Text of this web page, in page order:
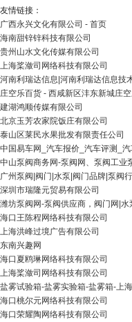
友情链接：
广西永兴文化有限公司 - 首页
海南甜锌锌科技有限公司
贵州山水文化传媒有限公司
上海桨潋司网络科技有限公司
河南利瑞达信息|河南利瑞达信息技
庄空乐百货 - 西咸新区沣东新城庄
建湖鸿顺传媒有限公司
北京玉芳农家院饭庄有限公司
泰山区莱民水果批发有限责任公司
中国易车网_汽车报价_汽车评测_
中山泵阀商务网-泵阀网、泵阀工业
广州泵阀|阀门|水泵|阀门品牌|泵阀
深圳市瑞隆元贸易有限公司
潍坊泵阀网-泵阀供应商，阀门网|水
海口王陈程网络科技有限公司
上海洪峰过境广告有限公司
东南兴趣网
海口夏鸥琳网络科技有限公司
上海桨潋司网络科技有限公司
盐雾试验箱-盐雾实验箱-盐雾箱-上
海口桃尔元网络科技有限公司
海口荣耀陶网络科技有限公司